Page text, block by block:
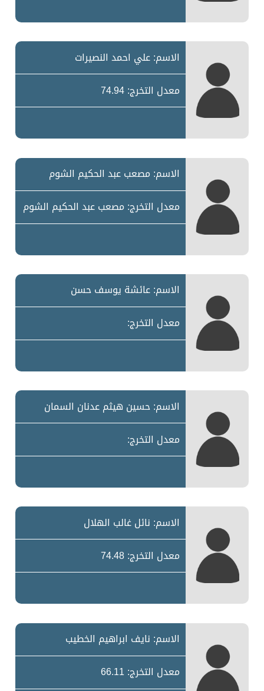
الاسم: علي احمد النصيرات
معدل التخرج: 74.94
الاسم: مصعب عبد الحكيم الشوم
معدل التخرج: مصعب عبد الحكيم الشوم
الاسم: عائشة يوسف حسن
معدل التخرج:
الاسم: حسين هيثم عدنان السمان
معدل التخرج:
الاسم: نائل غالب الهلال
معدل التخرج: 74.48
الاسم: نايف ابراهيم الخطيب
معدل التخرج: 66.11